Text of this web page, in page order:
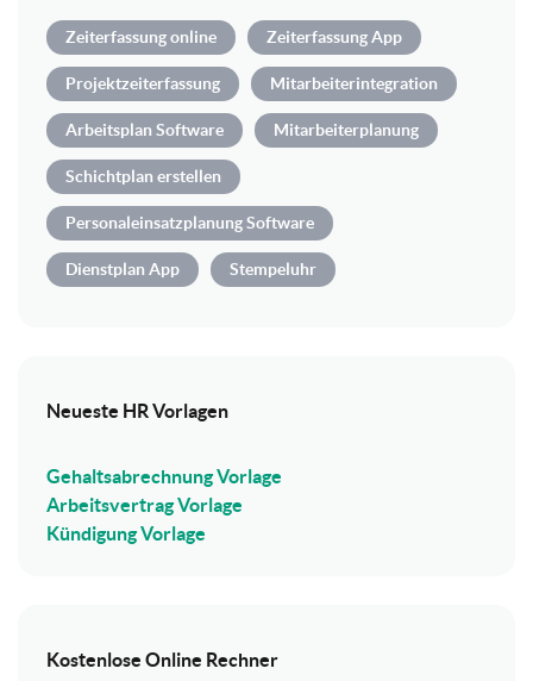
Zeiterfassung online Zeiterfassung App
Projektzeiterfassung Mitarbeiterintegration
Arbeitsplan Software Mitarbeiterplanung
Schichtplan erstellen
Personaleinsatzplanung Software
Dienstplan App Stempeluhr
Neueste HR Vorlagen
Gehaltsabrechnung Vorlage
Arbeitsvertrag Vorlage
Kündigung Vorlage
Kostenlose Online Rechner